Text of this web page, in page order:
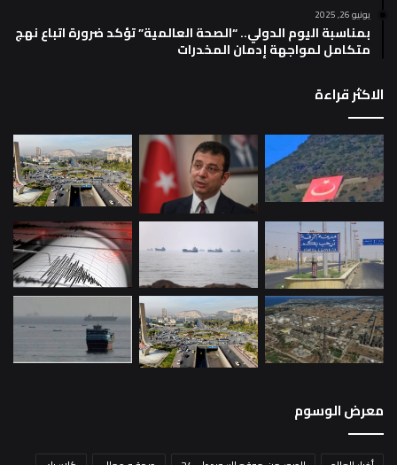
يونيو 26, 2025
بمناسبة اليوم الدولي.. “الصحة العالمية” تؤكد ضرورة اتباع نهج
متكامل لمواجهة إدمان المخدرات
الاكثر قراءة
معرض الوسوم